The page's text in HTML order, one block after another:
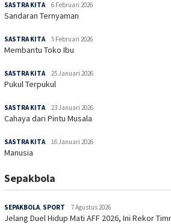
SASTRA KITA 6 Februari 2026
Sandaran Ternyaman
SASTRA KITA 5 Februari 2026
Membantu Toko Ibu
SASTRA KITA 25 Januari 2026
Pukul Terpukul
SASTRA KITA 23 Januari 2026
Cahaya dari Pintu Musala
SASTRA KITA 16 Januari 2026
Manusia
Sepakbola
SEPAKBOLA SPORT 7 Agustus 2026
Jelang Duel Hidup Mati AFF 2026, Ini Rekor